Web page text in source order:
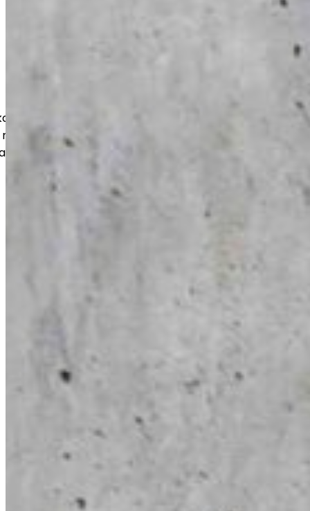
julkisille toimijoille luotettavasti ja
Huomioimme tilojen
pitkän käyttöiän.